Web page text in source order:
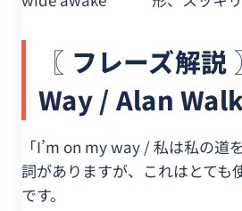
〖 フレーズ解
Way / Alan
「I’m on my way / 私は私の道
詞がありますが、これはとても
です。